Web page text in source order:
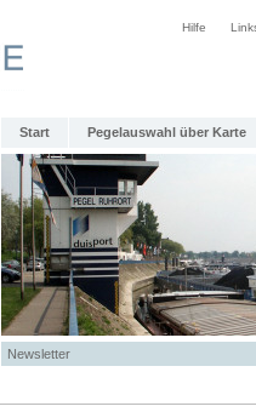
Hilfe
Start Pegelauswahl über Karte
Newsletter